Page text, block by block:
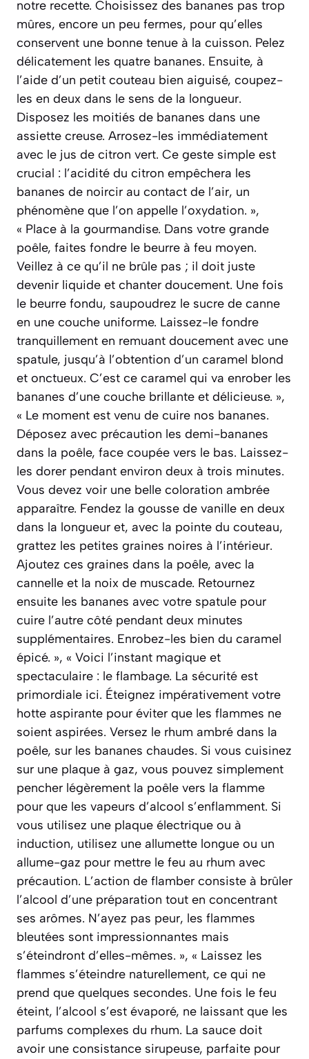
notre recette. Choisissez des bananes pas trop
mûres, encore un peu fermes, pour qu’elles
conservent une bonne tenue à la cuisson. Pelez
délicatement les quatre bananes. Ensuite, à
l’aide d’un petit couteau bien aiguisé, coupez-
les en deux dans le sens de la longueur.
Disposez les moitiés de bananes dans une
assiette creuse. Arrosez-les immédiatement
avec le jus de citron vert. Ce geste simple est
crucial : l’acidité du citron empêchera les
bananes de noircir au contact de l’air, un
phénomène que l’on appelle l’oxydation. »,
« Place à la gourmandise. Dans votre grande
poêle, faites fondre le beurre à feu moyen.
Veillez à ce qu’il ne brûle pas ; il doit juste
devenir liquide et chanter doucement. Une fois
le beurre fondu, saupoudrez le sucre de canne
en une couche uniforme. Laissez-le fondre
tranquillement en remuant doucement avec une
spatule, jusqu’à l’obtention d’un caramel blond
et onctueux. C’est ce caramel qui va enrober les
bananes d’une couche brillante et délicieuse. »,
« Le moment est venu de cuire nos bananes.
Déposez avec précaution les demi-bananes
dans la poêle, face coupée vers le bas. Laissez-
les dorer pendant environ deux à trois minutes.
Vous devez voir une belle coloration ambrée
apparaître. Fendez la gousse de vanille en deux
dans la longueur et, avec la pointe du couteau,
grattez les petites graines noires à l’intérieur.
Ajoutez ces graines dans la poêle, avec la
cannelle et la noix de muscade. Retournez
ensuite les bananes avec votre spatule pour
cuire l’autre côté pendant deux minutes
supplémentaires. Enrobez-les bien du caramel
épicé. », « Voici l’instant magique et
spectaculaire : le flambage. La sécurité est
primordiale ici. Éteignez impérativement votre
hotte aspirante pour éviter que les flammes ne
soient aspirées. Versez le rhum ambré dans la
poêle, sur les bananes chaudes. Si vous cuisinez
sur une plaque à gaz, vous pouvez simplement
pencher légèrement la poêle vers la flamme
pour que les vapeurs d’alcool s’enflamment. Si
vous utilisez une plaque électrique ou à
induction, utilisez une allumette longue ou un
allume-gaz pour mettre le feu au rhum avec
précaution. L’action de flamber consiste à brûler
l’alcool d’une préparation tout en concentrant
ses arômes. N’ayez pas peur, les flammes
bleutées sont impressionnantes mais
s’éteindront d’elles-mêmes. », « Laissez les
flammes s’éteindre naturellement, ce qui ne
prend que quelques secondes. Une fois le feu
éteint, l’alcool s’est évaporé, ne laissant que les
parfums complexes du rhum. La sauce doit
avoir une consistance sirupeuse, parfaite pour